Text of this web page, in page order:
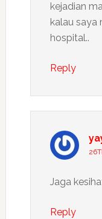
kejadian
kalau saya
hospital..
Reply
Jaga
Reply